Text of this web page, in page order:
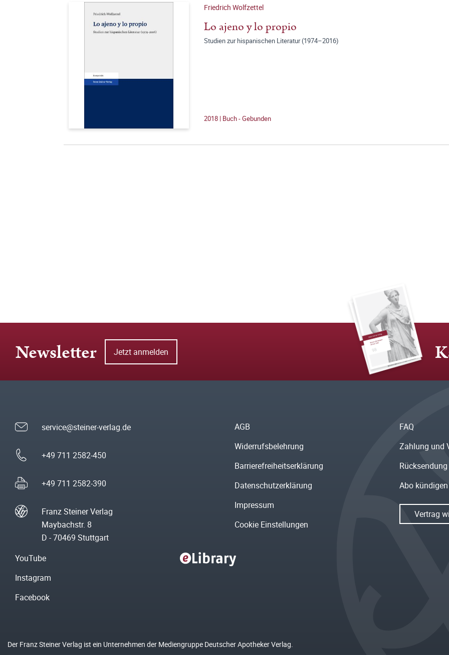
Friedrich Wolfzettel
Lo ajeno y lo propio
Studien zur hispanischen Literatur (1974–2016)
2018 | Buch - Gebunden
Newsletter Jetzt anmelden
service@steiner-verlag.de
+49 711 2582-450
+49 711 2582-390
Franz Steiner Verlag
Maybachstr. 8
D - 70469 Stuttgart
AGB
Widerrufsbelehrung
Barrierefreiheitserklärung
Datenschutzerklärung
Impressum
Cookie Einstellungen
FAQ
Zahlung und
Rücksendung
Abo kündigen
Vertrag
YouTube
Instagram
Facebook
Der Franz Steiner Verlag ist ein Unternehmen der Mediengruppe Deutscher Apotheker Verlag.